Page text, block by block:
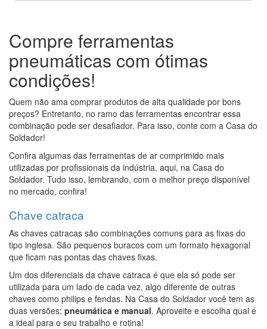
Compre ferramentas
pneumáticas com ótimas
condições!
Quem não ama comprar produtos de alta qualidade por bons
preços? Entretanto, no ramo das ferramentas encontrar essa
combinação pode ser desafiador. Para isso, conte com a Casa do
Soldador!
Confira algumas das ferramentas de ar comprimido mais
utilizadas por profissionais da indústria, aqui, na Casa do
Soldador. Tudo isso, lembrando, com o melhor preço disponível
no mercado, confira!
Chave catraca
As chaves catracas são combinações comuns para as fixas do
tipo inglesa. São pequenos buracos com um formato hexagonal
que ficam nas pontas das chaves fixas.
Um dos diferenciais da chave catraca é que ela só pode ser
utilizada para um lado de cada vez, algo diferente de outras
chaves como philips e fendas. Na Casa do Soldador você tem as
duas versões: pneumática e manual. Aproveite e escolha qual é
a ideal para o seu trabalho e rotina!